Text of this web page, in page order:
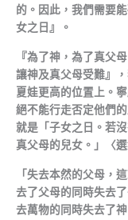
的。因此，我們需要
女之日』。
『為了神，為了真父
讓神及真父母受難』
夏娃更高的位置上。
絕不能行走否定他們
就是「子女之日。若
真父母的兒女。」〈
「失去本然的父母，
去了父母的同時失去
去萬物的同時失去了